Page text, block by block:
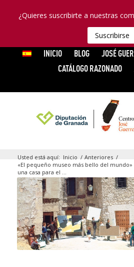
¿Quieres suscribirte a nuestras
Suscribirse
INICIO BLOG JOSÉ
CATÁLOGO RAZONADO
Usted está aquí: Inicio / Anteriores /
«El pequeño museo más bello del mundo»
una casa para el ...